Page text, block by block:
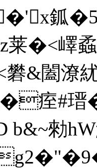
鈲
莱 �<
& 闔潦紌
痓#瑨
勑